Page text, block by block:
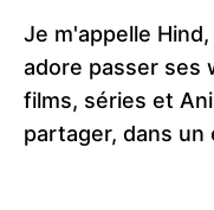
Je m'appelle
adore passer ses
films, séries et
partager, dans un